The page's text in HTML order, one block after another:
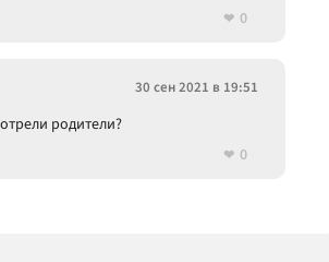
0
30 сен 2021 в 19:51
родители?
0